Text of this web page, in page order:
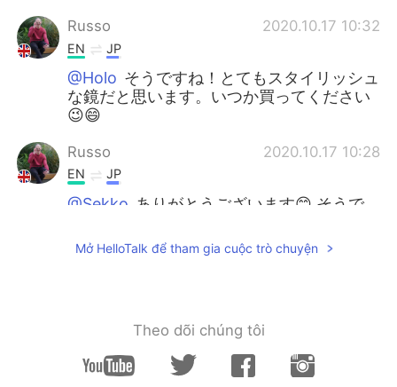
Russo 2020.10.17 10:32
EN JP
@Holo そうですね！とてもスタイリッシュ
な鏡だと思います。いつか買ってください
😉😄
Russo 2020.10.17 10:28
EN JP
@Sekko ありがとうございます😊 そうで
白かったです。それらが日本語で書かれて
いるのを見るのにとても慣れています 😄
ペットを買ってください😉🥩😅
Mở HelloTalk để tham gia cuộc trò chuyện
Theo dõi chúng tôi